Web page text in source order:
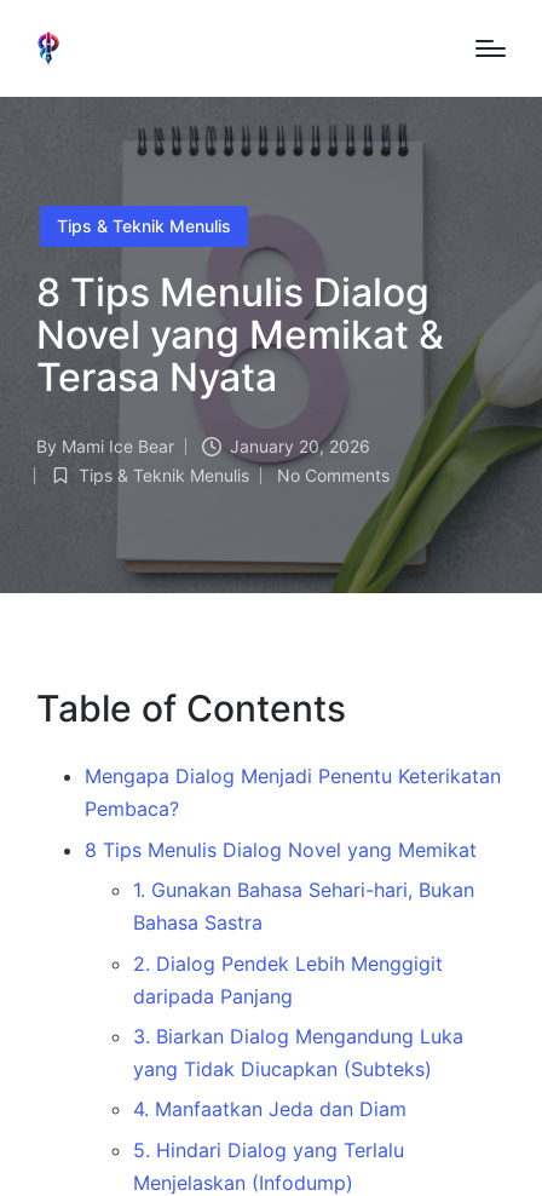
Posted
in
Tips & Teknik Menulis
8 Tips Menulis Dialog
Novel yang Memikat &
Terasa Nyata
Posted
by
By Mami Ice Bear January 20, 2026
Posted
Tips & Teknik Menulis No Comments
Table of Contents
Mengapa Dialog Menjadi Penentu Keterikatan
Pembaca?
8 Tips Menulis Dialog Novel yang Memikat
1. Gunakan Bahasa Sehari-hari, Bukan
Bahasa Sastra
2. Dialog Pendek Lebih Menggigit
daripada Panjang
3. Biarkan Dialog Mengandung Luka
yang Tidak Diucapkan (Subteks)
4. Manfaatkan Jeda dan Diam
5. Hindari Dialog yang Terlalu
Menjelaskan (Infodump)